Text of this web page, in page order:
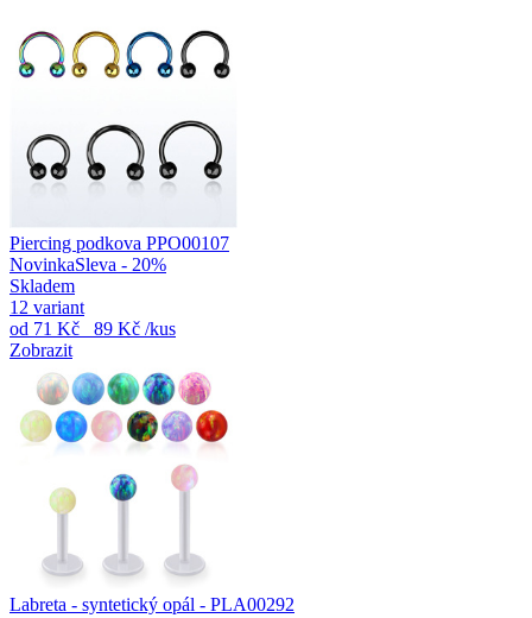
Piercing podkova PPO00107
NovinkaSleva - 20%
Skladem
12 variant
od 71 Kč 89 Kč /kus
Zobrazit
Labreta - syntetický opál - PLA00292